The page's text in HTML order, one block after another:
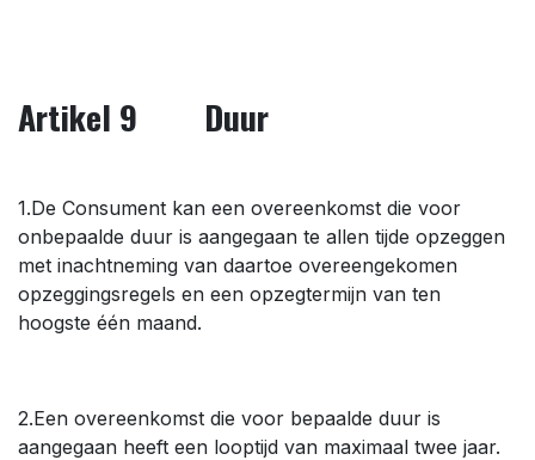
Artikel 9 Duur
1.De Consument kan een overeenkomst die voor
onbepaalde duur is aangegaan te allen tijde opzeggen
met inachtneming van daartoe overeengekomen
opzeggingsregels en een opzegtermijn van ten
hoogste één maand.
2.Een overeenkomst die voor bepaalde duur is
aangegaan heeft een looptijd van maximaal twee jaar.